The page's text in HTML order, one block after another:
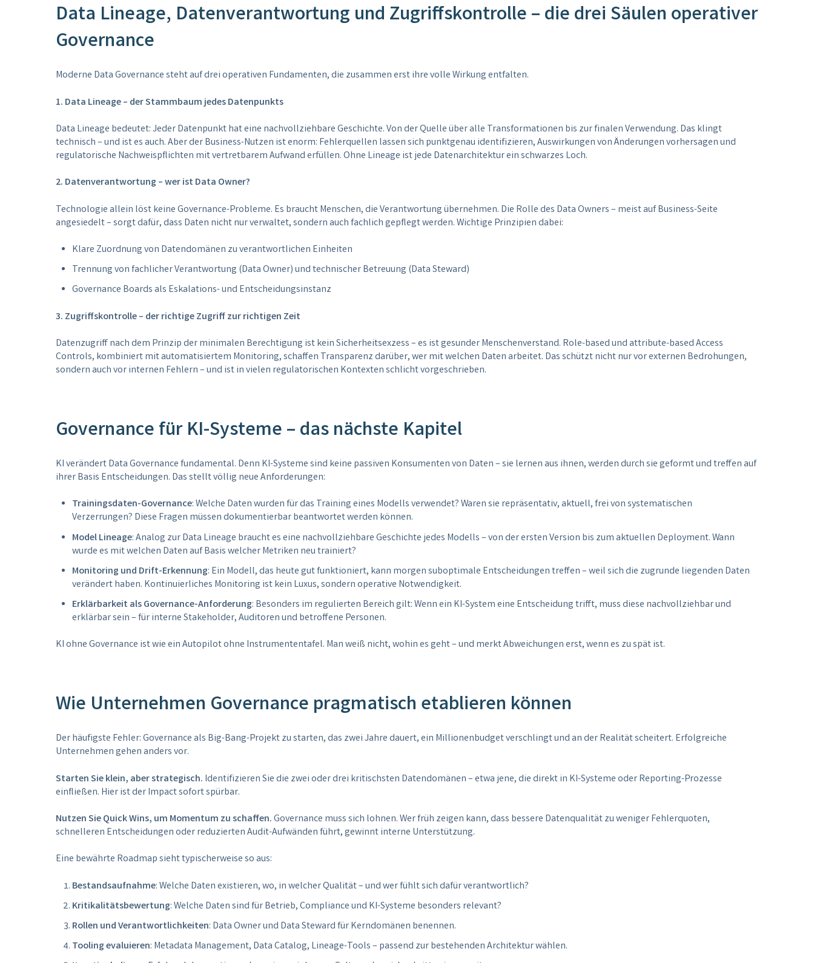
Data Lineage, Datenverantwortung und Zugriffskontrolle – die drei Säulen operativer
Governance
Moderne Data Governance steht auf drei operativen Fundamenten, die zusammen erst ihre volle Wirkung entfalten.
1. Data Lineage – der Stammbaum jedes Datenpunkts
Data Lineage bedeutet: Jeder Datenpunkt hat eine nachvollziehbare Geschichte. Von der Quelle über alle Transformationen bis zur finalen Verwendung. Das klingt
technisch – und ist es auch. Aber der Business-Nutzen ist enorm: Fehlerquellen lassen sich punktgenau identifizieren, Auswirkungen von Änderungen vorhersagen und
regulatorische Nachweispflichten mit vertretbarem Aufwand erfüllen. Ohne Lineage ist jede Datenarchitektur ein schwarzes Loch.
2. Datenverantwortung – wer ist Data Owner?
Technologie allein löst keine Governance-Probleme. Es braucht Menschen, die Verantwortung übernehmen. Die Rolle des Data Owners – meist auf Business-Seite
angesiedelt – sorgt dafür, dass Daten nicht nur verwaltet, sondern auch fachlich gepflegt werden. Wichtige Prinzipien dabei:
Klare Zuordnung von Datendomänen zu verantwortlichen Einheiten
Trennung von fachlicher Verantwortung (Data Owner) und technischer Betreuung (Data Steward)
Governance Boards als Eskalations- und Entscheidungsinstanz
3. Zugriffskontrolle – der richtige Zugriff zur richtigen Zeit
Datenzugriff nach dem Prinzip der minimalen Berechtigung ist kein Sicherheitsexzess – es ist gesunder Menschenverstand. Role-based und attribute-based Access
Controls, kombiniert mit automatisiertem Monitoring, schaffen Transparenz darüber, wer mit welchen Daten arbeitet. Das schützt nicht nur vor externen Bedrohungen,
sondern auch vor internen Fehlern – und ist in vielen regulatorischen Kontexten schlicht vorgeschrieben.
Governance für KI-Systeme – das nächste Kapitel
KI verändert Data Governance fundamental. Denn KI-Systeme sind keine passiven Konsumenten von Daten – sie lernen aus ihnen, werden durch sie geformt und treffen auf
ihrer Basis Entscheidungen. Das stellt völlig neue Anforderungen:
Trainingsdaten-Governance: Welche Daten wurden für das Training eines Modells verwendet? Waren sie repräsentativ, aktuell, frei von systematischen
Verzerrungen? Diese Fragen müssen dokumentierbar beantwortet werden können.
Model Lineage: Analog zur Data Lineage braucht es eine nachvollziehbare Geschichte jedes Modells – von der ersten Version bis zum aktuellen Deployment. Wann
wurde es mit welchen Daten auf Basis welcher Metriken neu trainiert?
Monitoring und Drift-Erkennung: Ein Modell, das heute gut funktioniert, kann morgen suboptimale Entscheidungen treffen – weil sich die zugrunde liegenden Daten
verändert haben. Kontinuierliches Monitoring ist kein Luxus, sondern operative Notwendigkeit.
Erklärbarkeit als Governance-Anforderung: Besonders im regulierten Bereich gilt: Wenn ein KI-System eine Entscheidung trifft, muss diese nachvollziehbar und
erklärbar sein – für interne Stakeholder, Auditoren und betroffene Personen.
KI ohne Governance ist wie ein Autopilot ohne Instrumententafel. Man weiß nicht, wohin es geht – und merkt Abweichungen erst, wenn es zu spät ist.
Wie Unternehmen Governance pragmatisch etablieren können
Der häufigste Fehler: Governance als Big-Bang-Projekt zu starten, das zwei Jahre dauert, ein Millionenbudget verschlingt und an der Realität scheitert. Erfolgreiche
Unternehmen gehen anders vor.
Starten Sie klein, aber strategisch. Identifizieren Sie die zwei oder drei kritischsten Datendomänen – etwa jene, die direkt in KI-Systeme oder Reporting-Prozesse
einfließen. Hier ist der Impact sofort spürbar.
Nutzen Sie Quick Wins, um Momentum zu schaffen.Governance muss sich lohnen. Wer früh zeigen kann, dass bessere Datenqualität zu weniger Fehlerquoten,
schnelleren Entscheidungen oder reduzierten Audit-Aufwänden führt, gewinnt interne Unterstützung.
Eine bewährte Roadmap sieht typischerweise so aus:
Bestandsaufnahme: Welche Daten existieren, wo, in welcher Qualität – und wer fühlt sich dafür verantwortlich?
Kritikalitätsbewertung: Welche Daten sind für Betrieb, Compliance und KI-Systeme besonders relevant?
Rollen und Verantwortlichkeiten: Data Owner und Data Steward für Kerndomänen benennen.
Tooling evaluieren: Metadata Management, Data Catalog, Lineage-Tools – passend zur bestehenden Architektur wählen.